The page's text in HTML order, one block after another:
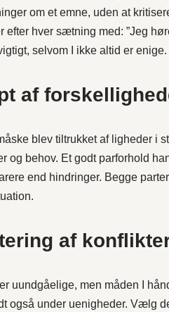
om et emne, uden at
efter hver sætning med: ”Jeg
selvom I ikke altid er enige.
af
blev tiltrukket af ligheder i
og behov. Et godt parforhold
end hindringer. Begge
af
uundgåelige, men måden I
også under uenigheder. Vælg